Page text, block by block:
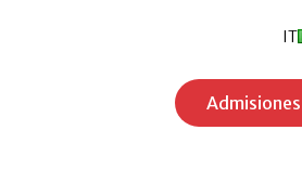
IT
Admisiones